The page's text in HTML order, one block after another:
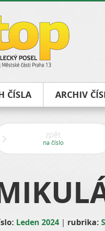
ČÍSLA ARCHIV
zpět
na číslo
Leden 2024 | rubrika: